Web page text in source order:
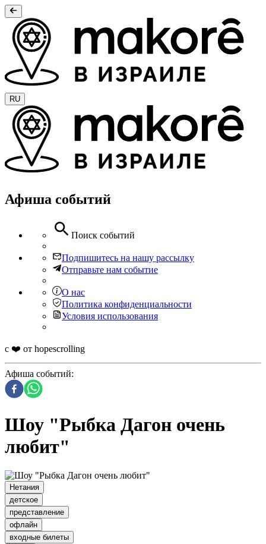
RU
Афиша событий
Поиск событий
Подпишитесь на нашу рассылку
Отправьте нам событие
О нас
Политика конфиденциальности
Условия использования
с ❤️ от hopescrolling
Афиша событий:
Шоу "Рыбка Дагон очень
любит"
Нетания
детское
представление
офлайн
входные билеты